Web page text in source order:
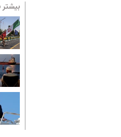
بیشتر